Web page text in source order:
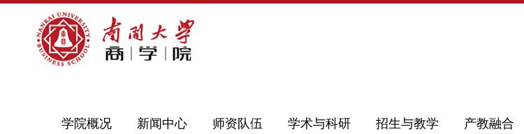
学院概况 新闻中心 师资队伍 学术与科研 招生与教学 产教融合